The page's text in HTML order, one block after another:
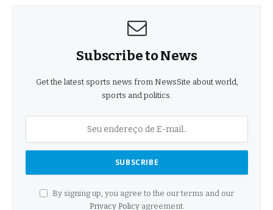
Subscribe to News
Get the latest sports news from NewsSite about world,
sports and politics.
By signing up, you agree to the our terms and our
Privacy Policyagreement.